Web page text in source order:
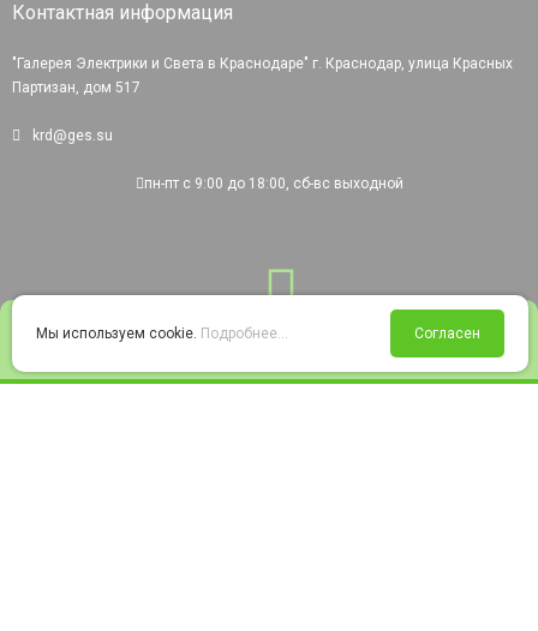
Войти Избранное Корзина
Контактная информация
"Галерея Электрики и Света в Краснодаре" г. Краснодар, улица Красных
Партизан, дом 517
krd@ges.su
пн-пт с 9:00 до 18:00, сб-вс выходной
Мы используем cookie. Подробнее... Согласен